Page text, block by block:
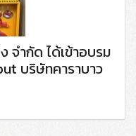
จำกัด ได้เข้าอบรม
บริษัทคาราบาว